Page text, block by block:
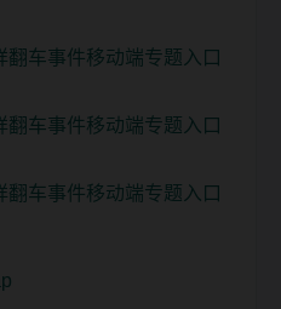
翻车事件移动端专题入口
翻车事件移动端专题入口
翻车事件移动端专题入口